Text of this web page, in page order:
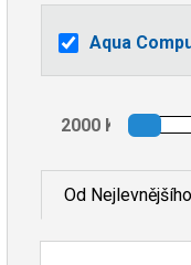
Aqua
Od Nejlevnějšího